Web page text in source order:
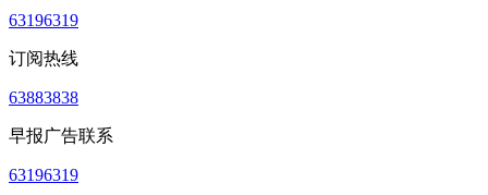
63196319
订阅热线
63883838
早报广告联系
63196319